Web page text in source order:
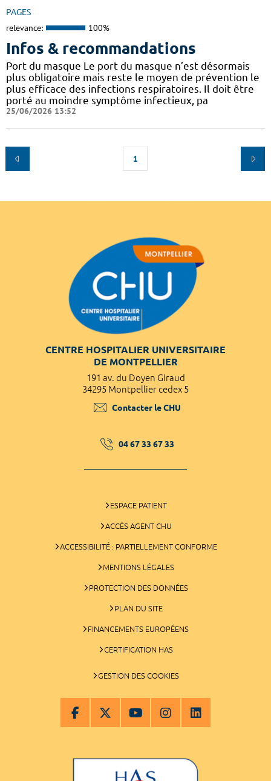
PAGES
relevance: 100%
Infos & recommandations
Port du masque Le port du masque n’est désormais
plus obligatoire mais reste le moyen de prévention le
plus efficace des infections respiratoires. Il doit être
porté au moindre symptôme infectieux, pa
25/06/2026 13:52
1
CENTRE HOSPITALIER UNIVERSITAIRE
DE MONTPELLIER
191 av. du Doyen Giraud
34295 Montpellier cedex 5
Contacter le CHU
04 67 33 67 33
ESPACE PATIENT
ACCÈS AGENT CHU
ACCESSIBILITÉ : PARTIELLEMENT CONFORME
MENTIONS LÉGALES
PROTECTION DES DONNÉES
PLAN DU SITE
FINANCEMENTS EUROPÉENS
CERTIFICATION HAS
GESTION DES COOKIES